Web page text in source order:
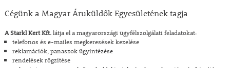
Cégünk a Magyar Áruküldők Egyesületének tagja
A Starkl Kert Kft.látja el a magyarországi ügyfélszolgálati feladatokat:
telefonos és e-mailes megkeresések kezelése
reklamációk, panaszok ügyintézése
rendelések rögzítése